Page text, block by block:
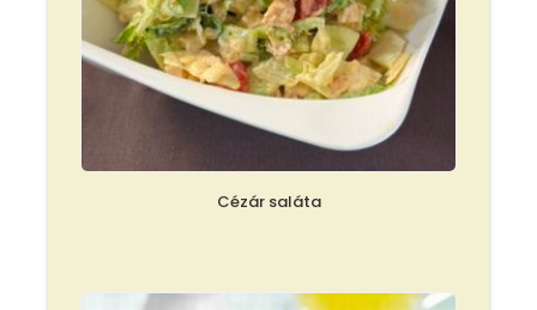
Cézár saláta